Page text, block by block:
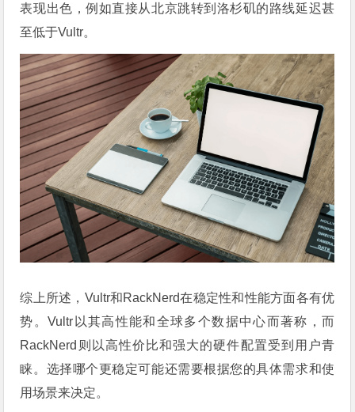
表现出色，例如直接从北京跳转到洛杉矶的路线延迟甚
至低于Vultr。
综上所述，Vultr和RackNerd在稳定性和性能方面各有优
势。Vultr以其高性能和全球多个数据中心而著称，而
RackNerd则以高性价比和强大的硬件配置受到用户青
睐。选择哪个更稳定可能还需要根据您的具体需求和使
用场景来决定。